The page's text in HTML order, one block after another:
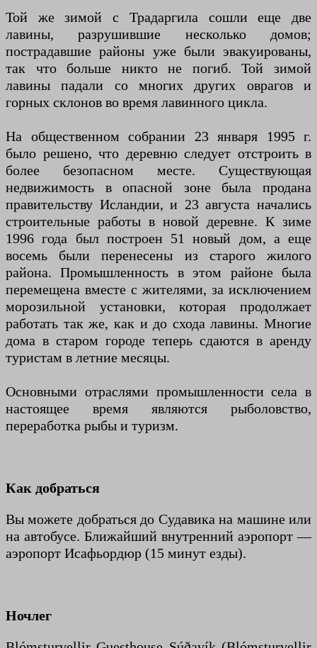
Той же зимой с Традаргила сошли еще две
лавины, разрушившие несколько домов;
пострадавшие районы уже были эвакуированы,
так что больше никто не погиб. Той зимой
лавины падали со многих других оврагов и
горных склонов во время лавинного цикла.
На общественном собрании 23 января 1995 г.
было решено, что деревню следует отстроить в
более безопасном месте. Существующая
недвижимость в опасной зоне была продана
правительству Исландии, и 23 августа начались
строительные работы в новой деревне. К зиме
1996 года был построен 51 новый дом, а еще
восемь были перенесены из старого жилого
района. Промышленность в этом районе была
перемещена вместе с жителями, за исключением
морозильной установки, которая продолжает
работать так же, как и до схода лавины. Многие
дома в старом городе теперь сдаются в аренду
туристам в летние месяцы.
Основными отраслями промышленности села в
настоящее время являются рыболовство,
переработка рыбы и туризм.
Как добраться
Вы можете добраться до Судавика на машине или
на автобусе. Ближайший внутренний аэропорт —
аэропорт Исафьордюр (15 минут езды).
Ночлег